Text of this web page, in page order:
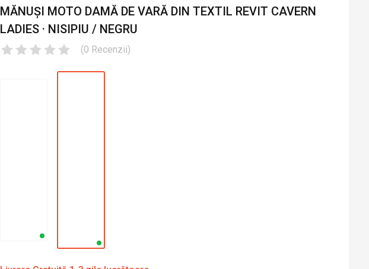
MĂNUȘI MOTO DAMĂ DE VARĂ DIN TEXTIL REVIT CAVERN
LADIES · NISIPIU / NEGRU
(0 Recenzii)